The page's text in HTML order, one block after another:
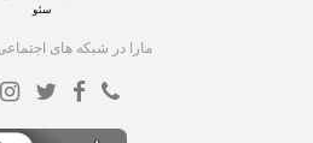
سئو
مارا در شبکه های